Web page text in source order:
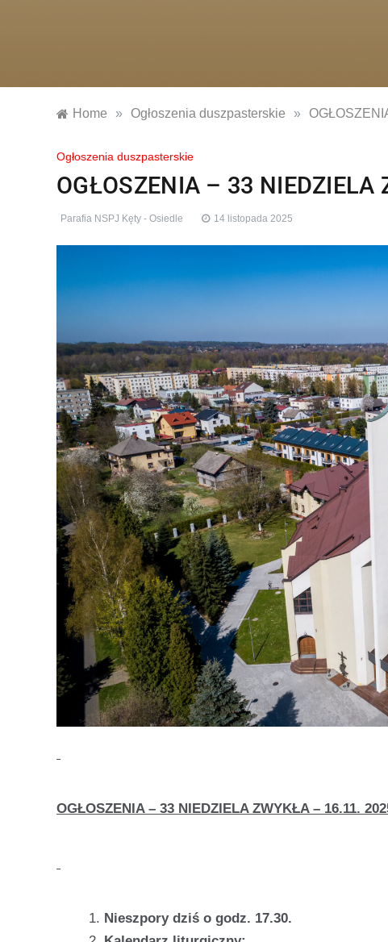
Home » Ogłoszenia duszpasterskie »
Ogłoszenia duszpasterskie
OGŁOSZENIA – 33
Parafia NSPJ Kęty - Osiedle 14 listopada 2025
OGŁOSZENIA – 33 NIEDZIELA ZWYKŁA – 16.11.
Nieszpory dziś o godz. 17.30.